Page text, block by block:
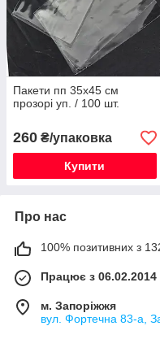
Пакети пп 35х45 см
прозорі уп. / 100 шт.
260 ₴/упаковка
Купити
Про нас
100% позитивних з 132
Працює з 06.02.2014
м. Запоріжжя
вул. Фортечна 83-а,